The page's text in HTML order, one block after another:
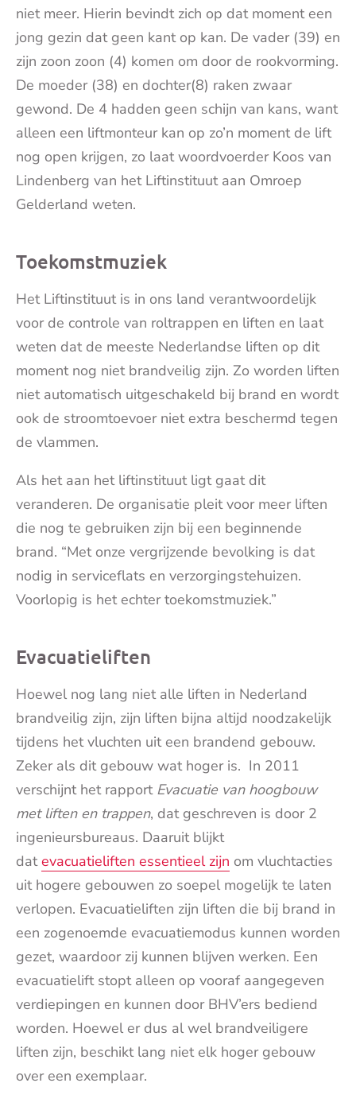
niet meer. Hierin bevindt zich op dat moment een
jong gezin dat geen kant op kan. De vader (39) en
zijn zoon zoon (4) komen om door de rookvorming.
De moeder (38) en dochter(8) raken zwaar
gewond. De 4 hadden geen schijn van kans, want
alleen een liftmonteur kan op zo’n moment de lift
nog open krijgen, zo laat woordvoerder Koos van
Lindenberg van het Liftinstituut aan Omroep
Gelderland weten.
Toekomstmuziek
Het Liftinstituut is in ons land verantwoordelijk
voor de controle van roltrappen en liften en laat
weten dat de meeste Nederlandse liften op dit
moment nog niet brandveilig zijn. Zo worden liften
niet automatisch uitgeschakeld bij brand en wordt
ook de stroomtoevoer niet extra beschermd tegen
de vlammen.
Als het aan het liftinstituut ligt gaat dit
veranderen. De organisatie pleit voor meer liften
die nog te gebruiken zijn bij een beginnende
brand. “Met onze vergrijzende bevolking is dat
nodig in serviceflats en verzorgingstehuizen.
Voorlopig is het echter toekomstmuziek.”
Evacuatieliften
Hoewel nog lang niet alle liften in Nederland
brandveilig zijn, zijn liften bijna altijd noodzakelijk
tijdens het vluchten uit een brandend gebouw.
Zeker als dit gebouw wat hoger is. In 2011
verschijnt het rapport Evacuatie van hoogbouw
met liften en trappen, dat geschreven is door 2
ingenieursbureaus. Daaruit blijkt
datevacuatieliften essentieel zijn om vluchtacties
uit hogere gebouwen zo soepel mogelijk te laten
verlopen. Evacuatieliften zijn liften die bij brand in
een zogenoemde evacuatiemodus kunnen worden
gezet, waardoor zij kunnen blijven werken. Een
evacuatielift stopt alleen op vooraf aangegeven
verdiepingen en kunnen door BHV’ers bediend
worden. Hoewel er dus al wel brandveiligere
liften zijn, beschikt lang niet elk hoger gebouw
over een exemplaar.